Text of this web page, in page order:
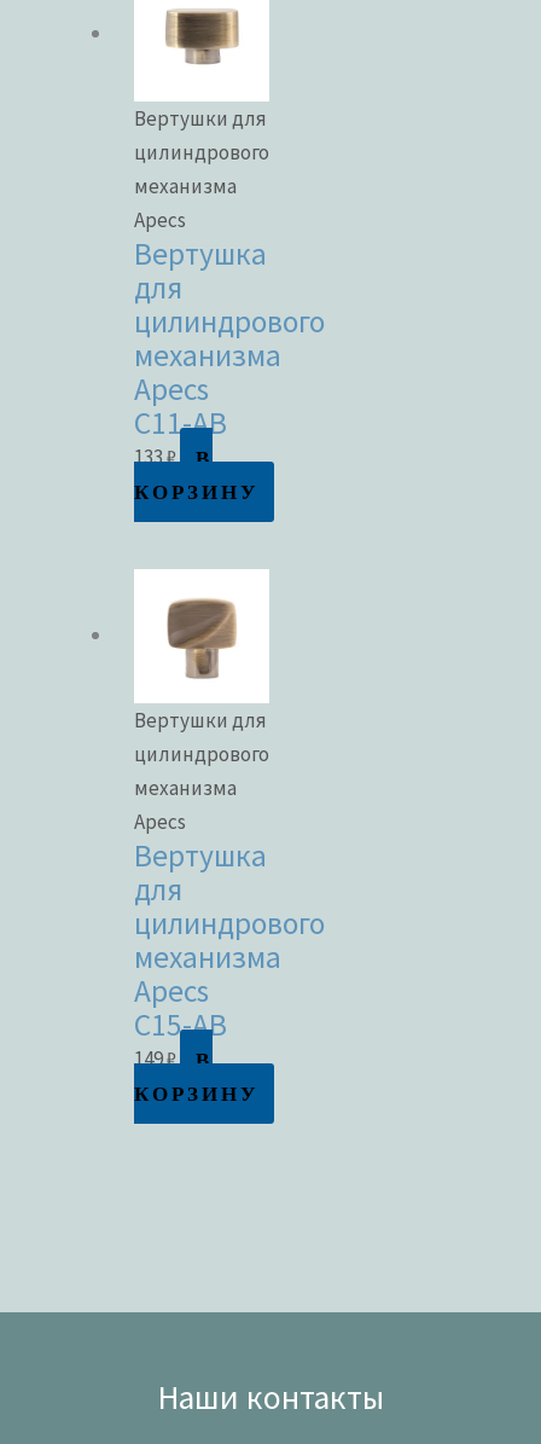
Вертушки для
цилиндрового
механизма
Apecs
Вертушка
для
цилиндрового
механизма
Apecs
C11-AB
133₽
В
КОРЗИНУ
Вертушки для
цилиндрового
механизма
Apecs
Вертушка
для
цилиндрового
механизма
Apecs
C15-AB
149₽
В
КОРЗИНУ
Наши контакты